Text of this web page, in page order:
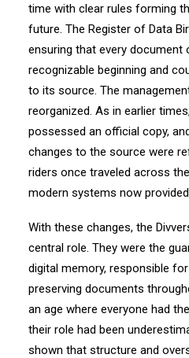
time with clear rules forming
future. The Register of Data
ensuring that every document
recognizable beginning and
to its source. The
reorganized. As in earlier
possessed an official copy,
changes to the source were
riders once traveled across
modern systems now
With these changes, the
central role. They were the
digital memory, responsible
preserving documents
an age where everyone had
their role had been
shown that structure and